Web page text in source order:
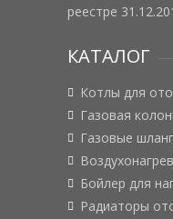
реестре
КАТАЛОГ
Котлы для
Газовая
Газовые
Бойлер для
Радиаторы